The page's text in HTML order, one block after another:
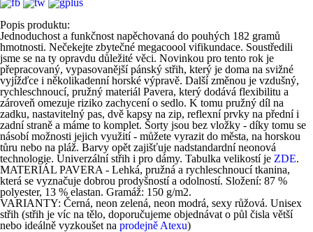
Popis produktu:
Jednoduchost a funkčnost napěchovaná do pouhých 182 gramů
hmotnosti. Nečekejte zbytečné megacoool vifikundace. Soustředili
jsme se na ty opravdu důležité věci. Novinkou pro tento rok je
přepracovaný, vypasovanější pánský střih, který je doma na svižné
vyjížďce i několikadenní horské výpravě. Další změnou je vzdušný,
rychleschnoucí, pružný materiál Pavera, který dodává flexibilitu a
zároveň omezuje riziko zachycení o sedlo. K tomu pružný díl na
zadku, nastavitelný pas, dvě kapsy na zip, reflexní prvky na přední i
zadní straně a máme to komplet. Šorty jsou bez vložky - díky tomu se
násobí možnosti jejich využití - můžete vyrazit do města, na horskou
tůru nebo na pláž. Barvy opět zajišťuje nadstandardní neonová
technologie. Univerzální střih i pro dámy. Tabulka velikostí je ZDE.
MATERIÁL PAVERA - Lehká, pružná a rychleschnoucí tkanina,
která se vyznačuje dobrou prodyšností a odolností. Složení: 87 %
polyester, 13 % elastan. Gramáž: 150 g/m2.
VARIANTY: Černá, neon zelená, neon modrá, sexy růžová. Unisex
střih (střih je víc na tělo, doporučujeme objednávat o půl čisla větší
nebo ideálně vyzkoušet na prodejně Atexu)